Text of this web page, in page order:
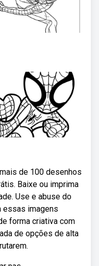
de 100 desenhos
Baixe ou imprima
Use e abuse do
essas imagens
forma criativa com
de opções de alta